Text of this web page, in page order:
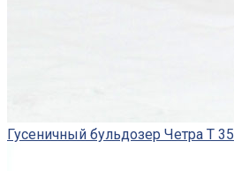
Гусеничный бульдозер Четра Т 35